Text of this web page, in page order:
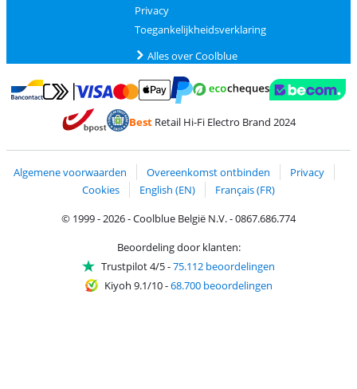
Privacy
Toegankelijkheidsverklaring
Alles over Coolblue
Betalen met Bancontact
Betalen met MasterCard en Visa via ClickToPay
BestRetail Hi-Fi Electro Brand 2024
Algemene voorwaarden Overeenkomst ontbinden
Privacy
Cookies
English (EN)
Français (FR)
© 1999 - 2026 - Coolblue België N.V. - 0867.686.774
Beoordeling door klanten:
Trustpilot 4/5-75.112 beoordelingen
Kiyoh 9.1/10-68.700 beoordelingen